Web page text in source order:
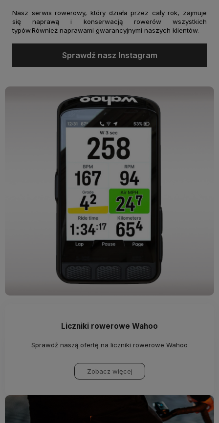
Nasz serwis rowerowy, który działa przez cały rok, zajmuje
się naprawą i konserwacją rowerów wszystkich
typów.Również naprawami gwarancyjnymi naszych klientów.
Sprawdź nasz Instagram
Liczniki rowerowe Wahoo
Sprawdź naszą ofertę na liczniki rowerowe Wahoo
Zobacz więcej